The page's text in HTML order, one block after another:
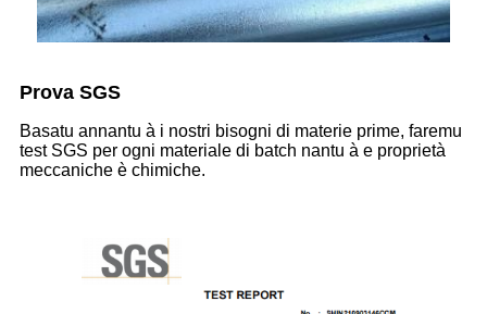
Prova SGS
Basatu annantu à i nostri bisogni di materie prime, faremu
test SGS per ogni materiale di batch nantu à e proprietà
meccaniche è chimiche.